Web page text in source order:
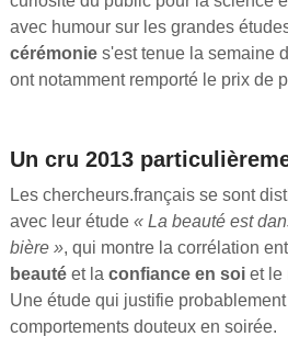
avec humour sur les grandes
cérémonies'est tenue la semaine
ont notamment remporté le prix de
Un cru 2013
Les chercheurs.français se sont
avec leur étude « La beauté est
bière », qui montre la corrélation
beautéet la confiance en soiet le
Une étude qui justifie
comportements douteux en soirée.